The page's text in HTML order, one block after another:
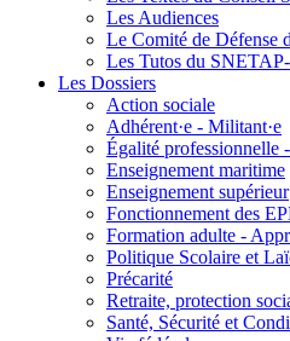
Les Audiences
Le Comité de Défense
Les Tutos du
Les Dossiers
Action sociale
Adhérent·e - Militant·e
Égalité professionnelle
Enseignement maritime
Enseignement supérieur
Fonctionnement des
Formation adulte -
Politique Scolaire et
Précarité
Retraite, protection
Santé, Sécurité et